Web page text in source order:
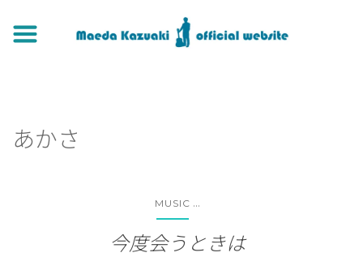
あかさ
MUSIC ...
今度会うときは